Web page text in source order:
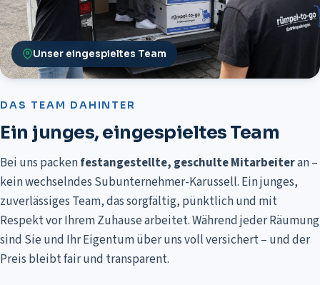
Unser eingespieltes Team
DAS TEAM DAHINTER
Ein junges, eingespieltes Team
Bei uns packenfestangestellte, geschulte Mitarbeiteran –
kein wechselndes Subunternehmer-Karussell. Ein junges,
zuverlässiges Team, dassorgfältig, pünktlich und mit
Respekt vor Ihrem Zuhause arbeitet. Während jeder Räumung
sind Sie und Ihr Eigentum über uns voll versichert – und der
Preis bleibt fair und transparent.